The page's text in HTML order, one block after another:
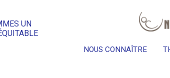
UN
NOUS CONNAÎTRE